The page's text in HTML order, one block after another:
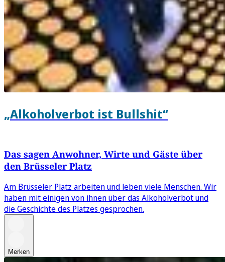
„Alkoholverbot ist Bullshit“
Das sagen Anwohner, Wirte und Gäste über
den Brüsseler Platz
Am Brüsseler Platz arbeiten und leben viele Menschen. Wir
haben mit einigen von ihnen über das Alkoholverbot und
die Geschichte des Platzes gesprochen.
Merken